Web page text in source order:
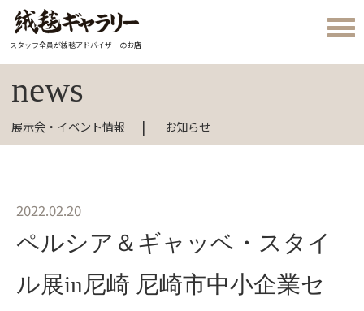
スタッフ全員が絨毯アドバイザーのお店
news
展示会・イベント情報 お知らせ
2022.02.20
ペルシア＆ギャッベ・スタイ
ル展in尼崎 尼崎市中小企業セ